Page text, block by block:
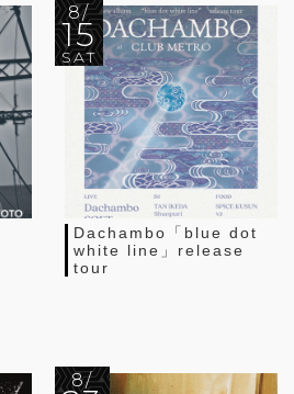
8/
15
SAT
Dachambo「blue dot
white line」release
tour
8/